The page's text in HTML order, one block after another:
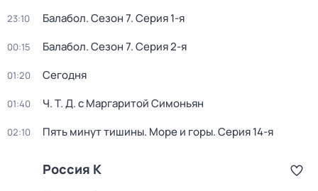
23:10 Балабол. Сезон 7. Серия 1-я
00:15 Балабол. Сезон 7. Серия 2-я
01:20 Сегодня
01:40 Ч. T. Д. с Маргаритой Симоньян
02:10 Пять минут тишины. Море и горы. Серия 14-я
Россия К